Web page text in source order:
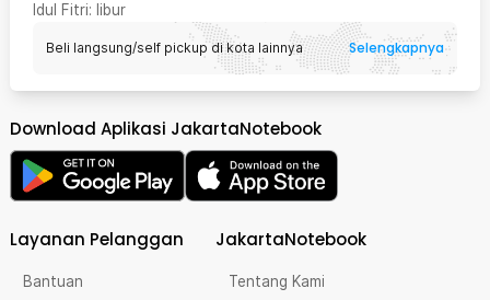
Idul Fitri: libur
Beli langsung/self pickup di kota lainnya Selengkapnya
Download Aplikasi JakartaNotebook
Layanan Pelanggan
Bantuan
JakartaNotebook
Tentang Kami